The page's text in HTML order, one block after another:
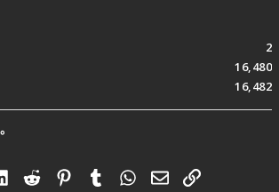
2
16,480
16,482
LinkedIn
RedditPinterestTumblrWhatsApp
電子郵件
連結